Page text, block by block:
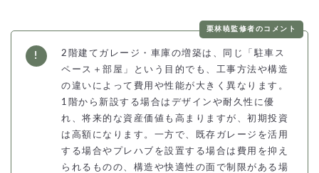
栗林暁監修者のコメント
2階建てガレージ・車庫の増築は、同じ「駐車ス
ペース＋部屋」という目的でも、工事方法や構造
の違いによって費用や性能が大きく異なります。
1階から新設する場合はデザインや耐久性に優
れ、将来的な資産価値も高まりますが、初期投資
は高額になります。一方で、既存ガレージを活用
する場合やプレハブを設置する場合は費用を抑え
られるものの、構造や快適性の面で制限がある場